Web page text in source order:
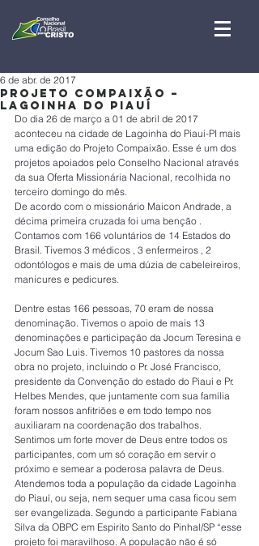
Projeto Compaixão –
Lagoinha do Piauí
6 de abr. de 2017
Do dia 26 de março a 01 de abril de 2017
aconteceu na cidade de Lagoinha do Piauí-PI mais
uma edição do Projeto Compaixão. Esse é um dos
projetos apoiados pelo Conselho Nacional através
da sua Oferta Missionária Nacional, recolhida no
terceiro domingo do mês.
De acordo com o missionário Maicon Andrade, a
décima primeira cruzada foi uma benção .
Contamos com 166 voluntários de 14 Estados do
Brasil. Tivemos 3 médicos , 3 enfermeiros , 2
odontólogos e mais de uma dúzia de cabeleireiros,
manicures e pedicures.
Dentre estas 166 pessoas, 70 eram de nossa
denominação. Tivemos o apoio de mais 13
denominações e participação da Jocum Teresina e
Jocum Sao Luis. Tivemos 10 pastores da nossa
obra no projeto, incluindo o Pr. José Francisco,
presidente da Convenção do estado do Piauí e Pr.
Helbes Mendes, que juntamente com sua família
foram nossos anfitriões e em todo tempo nos
auxiliaram na coordenação dos trabalhos.
Sentimos um forte mover de Deus entre todos os
participantes, com um só coração em servir o
próximo e semear a poderosa palavra de Deus.
Atendemos toda a população da cidade Lagoinha
do Piauí, ou seja, nem sequer uma casa ficou sem
ser evangelizada. Segundo a participante Fabiana
Silva da OBPC em Espirito Santo do Pinhal/SP “esse
projeto foi maravilhoso. A população não é só